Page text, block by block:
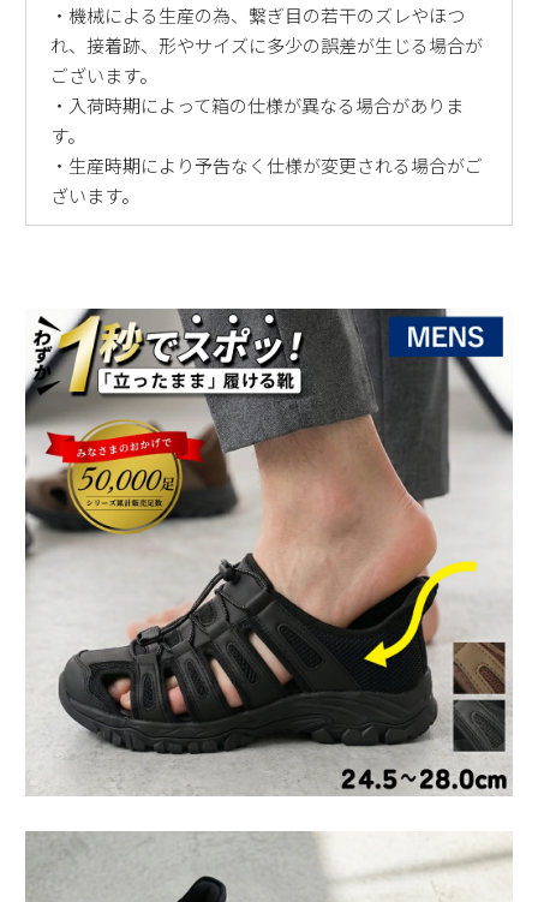
・機械による生産の為、繋ぎ目の若干のズレやほつ
れ、接着跡、形やサイズに多少の誤差が生じる場合が
ございます。
・入荷時期によって箱の仕様が異なる場合がありま
す。
・生産時期により予告なく仕様が変更される場合がご
ざいます。